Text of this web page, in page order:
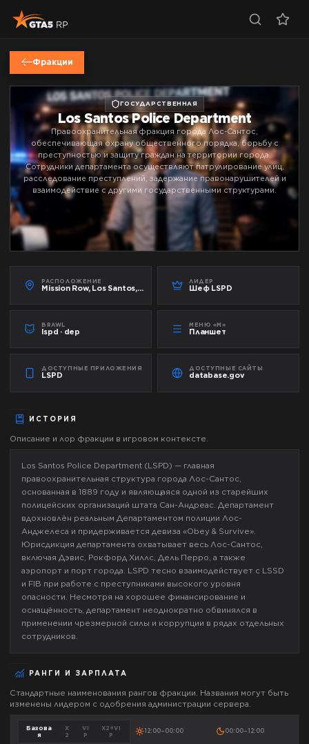
Фракции
ГОСУДАРСТВЕННАЯ
Los Santos Police Department
Правоохранительная фракция города Лос-Сантос,
обеспечивающая охрану общественного порядка, борьбу с
преступностью и защиту граждан на территории города.
Сотрудники департамента осуществляют патрулирование улиц,
расследование преступлений, задержание правонарушителей и
взаимодействие с другими государственными структурами.
РАСПОЛОЖЕНИЕ
Mission Row, Los Santos, San Andreas
ЛИДЕР
Шеф LSPD
BRAWL
lspd · dep
МЕНЮ «М»
Планшет
ДОСТУПНЫЕ ПРИЛОЖЕНИЯ
LSPD
ДОСТУПНЫЕ САЙТЫ
database.gov
ИСТОРИЯ
Описание и лор фракции в игровом контексте.
Los Santos Police Department (LSPD) — главная
правоохранительная структура города Лос-Сантос,
основанная в 1889 году и являющаяся одной из старейших
полицейских организаций штата Сан-Андреас. Департамент
вдохновлён реальным Департаментом полиции Лос-
Анджелеса и придерживается девиза «Obey & Survive».
Юрисдикция департамента охватывает весь Лос-Сантос,
включая Дэвис, Рокфорд Хиллс, Дель Перро, а также
аэропорт и порт города. LSPD тесно взаимодействует с LSSD
и FIB при работе с преступниками высокого уровня
опасности. Несмотря на хорошее финансирование и
оснащённость, департамент неоднократно обвинялся в
применении чрезмерной силы и коррупции в рядах отдельных
сотрудников.
РАНГИ И ЗАРПЛАТА
Стандартные наименования рангов фракции. Названия могут быть
изменены лидером с одобрения администрации сервера.
Базова
я
X
2
VI
P
X2+VI
P
12:00–00:00 00:00–12:00